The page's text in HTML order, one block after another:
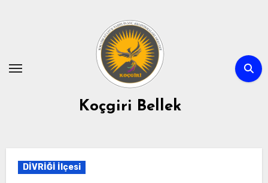
Koçgiri Bellek
DİVRİĞİ İlçesi